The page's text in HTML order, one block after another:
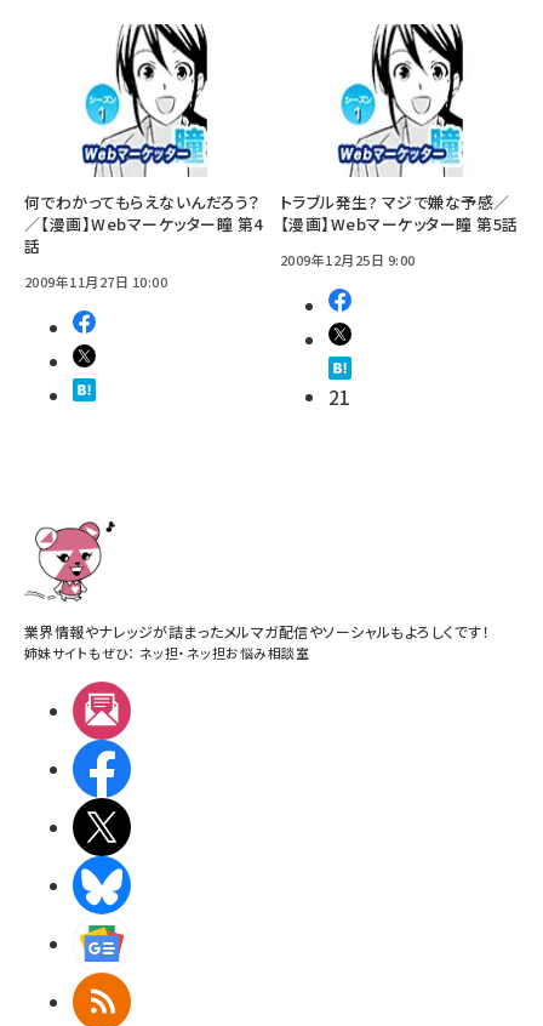
何でわかってもらえないんだろう？
／【漫画】Webマーケッター瞳 第4
話
2009年11月27日 10:00
トラブル発生? マジで嫌な予感／
【漫画】Webマーケッター瞳 第5話
2009年12月25日 9:00
21
業界情報やナレッジが詰まったメルマガ配信やソーシャルもよろしくです！
姉妹サイトもぜひ： ネッ担・ ネッ担お悩み相談室
RSS